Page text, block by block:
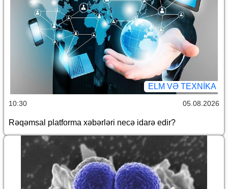
ELM VƏ TEXNIKA
10:30 05.08.2026
Rəqəmsal platforma xəbərləri necə idarə edir?